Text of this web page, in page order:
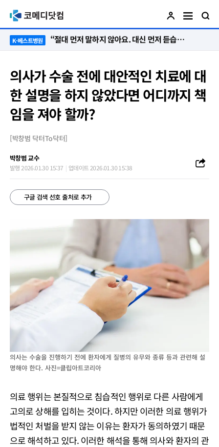
K-베스트병원 “절대 먼저 말하지 않아요. 대신 먼저 듣습니다”
의사가 수술 전에 대안적인 치료에 대
한 설명을 하지 않았다면 어디까지 책
임을 져야 할까?
[박창범 닥터To닥터]
박창범 교수
발행 2026.01.30 15:37 업데이트 2026.01.30 15:38
구글 검색 선호 출처로 추가
의사는 수술을 진행하기 전에 환자에게 질병의 유무와 종류 등과 관련해 설
명해야 한다. 사진=클립아트코리아
의료 행위는 본질적으로 침습적인 행위로 다른 사람에게
고의로 상해를 입히는 것이다. 하지만 이러한 의료 행위가
법적인 처벌을 받지 않는 이유는 환자가 동의하였기 때문
으로 해석하고 있다. 이러한 해석을 통해 의사와 환자의 관